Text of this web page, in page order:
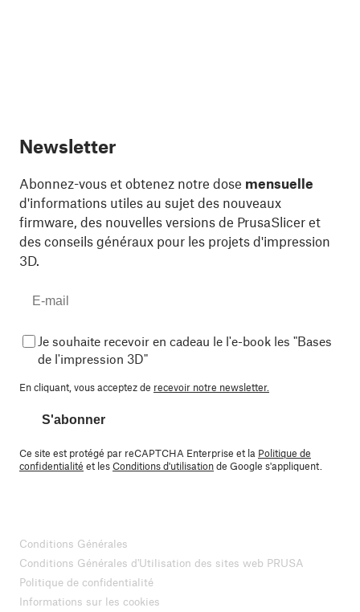
Newsletter
Abonnez-vous et obtenez notre dose mensuelle
d'informations utiles au sujet des nouveaux
firmware, des nouvelles versions de PrusaSlicer et
des conseils généraux pour les projets d'impression
3D.
Je souhaite recevoir en cadeau le l'e-book les "Bases
de l'impression 3D"
En cliquant, vous acceptez de recevoir notre newsletter.
S'abonner
Ce site est protégé par reCAPTCHA Enterprise et la Politique de
confidentialité et lesConditions d'utilisationde Google s'appliquent.
Conditions Générales
Conditions Générales d'Utilisation des sites web PRUSA
Politique de confidentialité
Informations sur les cookies